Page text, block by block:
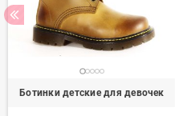
Ботинки детские для девочек